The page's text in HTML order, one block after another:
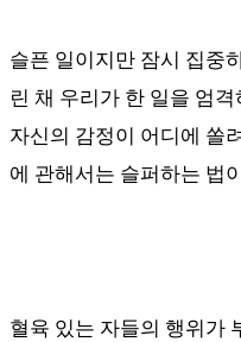
슬픈 일이지만 잠시 집중
린 채 우리가 한 일을 엄
자신의 감정이 어디에 쏠
에 관해서는 슬퍼하는 법
혈육 있는 자들의 행위가